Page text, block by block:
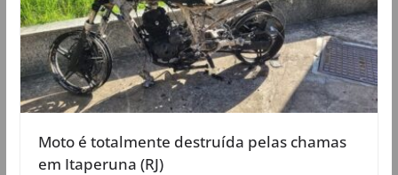
Moto é totalmente destruída pelas chamas
em Itaperuna (RJ)